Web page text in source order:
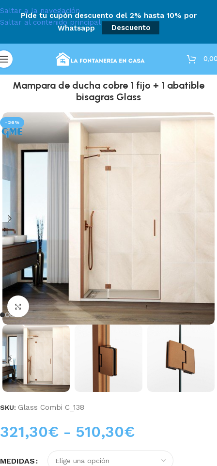
Saltar a la navegación
Saltar al contenido principal
Pide tu cupón descuento del 2% hasta 10% por
Whatsapp
Descuento
Mampara de ducha cobre 1 fijo + 1 abatible
bisagras Glass
-26%
Haga clic para ampliar
SKU: Glass Combi C_138
321,30€ - 510,30€
MEDIDAS